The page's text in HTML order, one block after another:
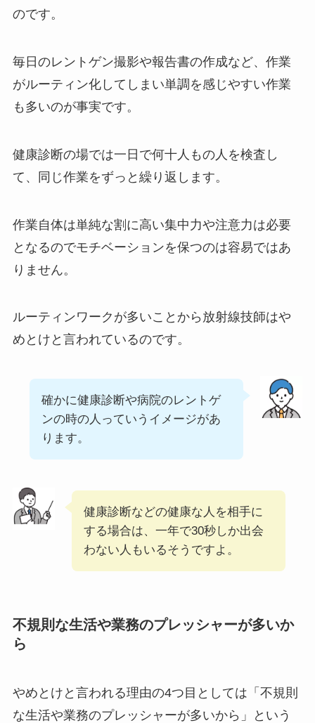
のです。
毎日のレントゲン撮影や報告書の作成など、作業
がルーティン化してしまい単調を感じやすい作業
も多いのが事実です。
健康診断の場では一日で何十人もの人を検査し
て、同じ作業をずっと繰り返します。
作業自体は単純な割に高い集中力や注意力は必要
となるのでモチベーションを保つのは容易ではあ
りません。
ルーティンワークが多いことから放射線技師はや
めとけと言われているのです。
確かに健康診断や病院のレントゲ
ンの時の人っていうイメージがあ
ります。
健康診断などの健康な人を相手に
する場合は、一年で30秒しか出会
わない人もいるそうですよ。
不規則な生活や業務のプレッシャーが多いか
ら
やめとけと言われる理由の4つ目としては「不規則
な生活や業務のプレッシャーが多いから」という